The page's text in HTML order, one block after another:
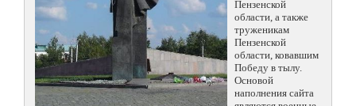
Пензенской
области, а также
труженикам
Пензенской
области, ковавшим
Победу в тылу.
Основой
наполнения сайта